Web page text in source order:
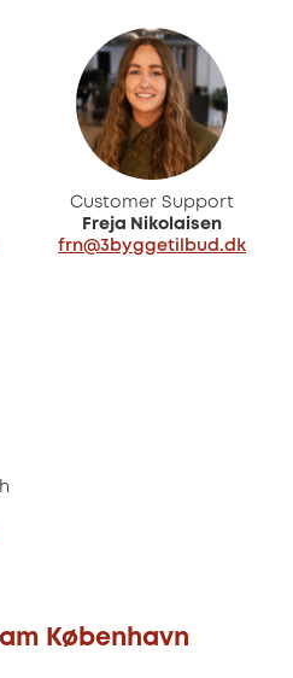
Customer Support
Freja Nikolaisen
frn@3byggetilbud.dk
København